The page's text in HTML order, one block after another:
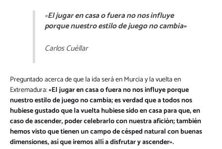
«El jugar en casa o fuera no nos influye
porque nuestro estilo de juego no cambia»
Carlos Cuéllar
Preguntado acerca de que la ida será en Murcia y la vuelta en
Extremadura:«El jugar en casa o fuera no nos influye porque
nuestro estilo de juego no cambia; es verdad que a todos nos
hubiese gustado que la vuelta hubiese sido en casa para que, en
caso de ascender, poder celebrarlo con nuestra afición; también
hemos visto que tienen un campo de césped natural con buenas
dimensiones, así que iremos allí a disfrutar y ascender».